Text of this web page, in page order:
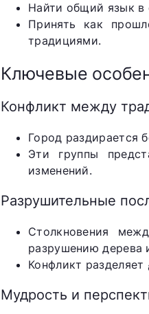
Найти общий язык в
Принять как
традициями.
Ключевые
Конфликт между
Город раздирается
Эти группы
изменений.
Разрушительные
Столкновения
разрушению дерева
Мудрость и